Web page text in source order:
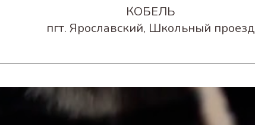
КОБЕЛЬ
пгт. Ярославский, Школьный проезд